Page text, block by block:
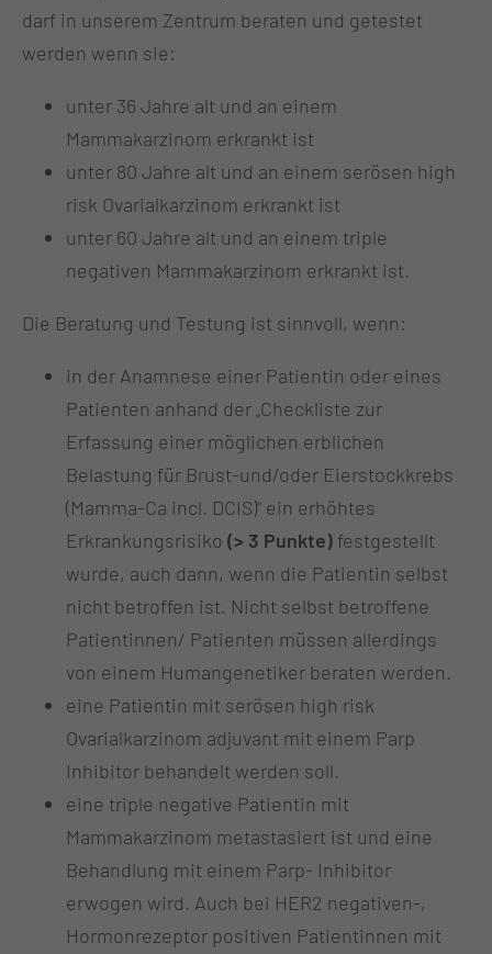
darf in unserem Zentrum beraten und getestet
werden wenn sie:
unter 36 Jahre alt und an einem
Mammakarzinom erkrankt ist
unter 80 Jahre alt und an einem serösen high
risk Ovarialkarzinom erkrankt ist
unter 60 Jahre alt und an einem triple
negativen Mammakarzinom erkrankt ist.
Die Beratung und Testung ist sinnvoll, wenn:
in der Anamnese einer Patientin oder eines
Patienten anhand der „Checkliste zur
Erfassung einer möglichen erblichen
Belastung für Brust-und/oder Eierstockkrebs
(Mamma-Ca incl. DCIS)“ ein erhöhtes
Erkrankungsrisiko (> 3 Punkte) festgestellt
wurde, auch dann, wenn die Patientin selbst
nicht betroffen ist. Nicht selbst betroffene
Patientinnen/ Patienten müssen allerdings
von einem Humangenetiker beraten werden.
eine Patientin mit serösen high risk
Ovarialkarzinom adjuvant mit einem Parp
Inhibitor behandelt werden soll.
eine triple negative Patientin mit
Mammakarzinom metastasiert ist und eine
Behandlung mit einem Parp- Inhibitor
erwogen wird. Auch bei HER2 negativen-,
Hormonrezeptor positiven Patientinnen mit